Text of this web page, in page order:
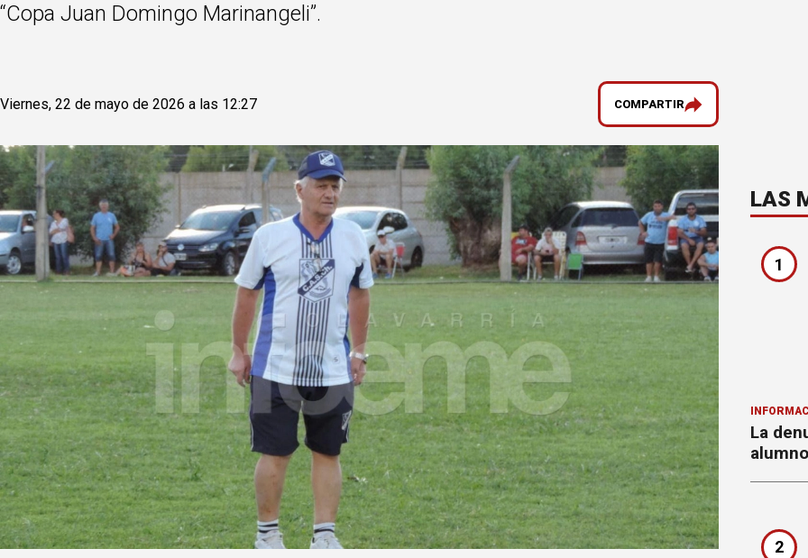
“Copa Juan Domingo Marinangeli”.
Viernes, 22 de mayo de 2026 a las 12:27 COMPARTIR
LAS
1
La
2